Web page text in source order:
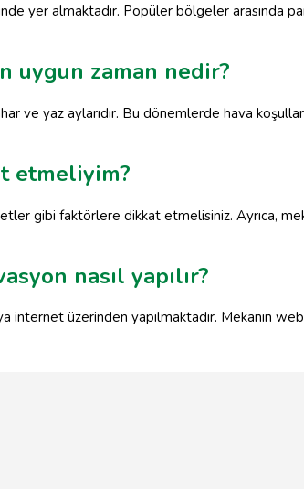
yer almaktadır. Popüler bölgeler arasında
uygun zaman nedir?
ve yaz aylarıdır. Bu dönemlerde hava
etmeliyim?
gibi faktörlere dikkat etmelisiniz. Ayrıca,
nasıl yapılır?
internet üzerinden yapılmaktadır. Mekanın